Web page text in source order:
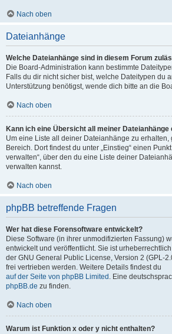
Nach oben
Dateianhänge
Welche Dateianhänge sind in diesem Forum
Die Board-Administration kann bestimmte
Falls du dir nicht sicher bist, welche Dateitypen du
Unterstützung benötigst, wende dich bitte an die
Nach oben
Kann ich eine Übersicht all meiner Dateianhänge
Um eine Liste all deiner Dateianhänge zu
Bereich. Dort findest du unter „Einstieg“ einen
verwalten“, über den du eine Liste deiner
verwalten kannst.
Nach oben
phpBB betreffende Fragen
Wer hat diese Forensoftware entwickelt?
Diese Software (in ihrer unmodifizierten Fassung)
entwickelt und veröffentlicht. Sie ist
der GNU General Public License, Version 2 (GPL-
frei vertrieben werden. Weitere Details findest du
auf der Seite von phpBB Limited . Eine
phpBB.de zu finden.
Nach oben
Warum ist Funktion x oder y nicht enthalten?